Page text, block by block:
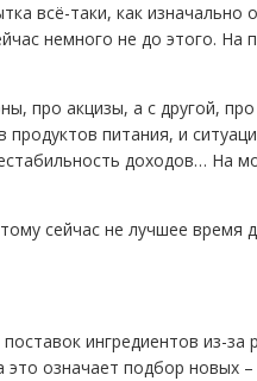
всё-таки, как изначально
немного не до этого. На
про акцизы, а с другой,
питания, и
доходов… На
сейчас не лучшее время
ингредиентов из-за
означает подбор новых